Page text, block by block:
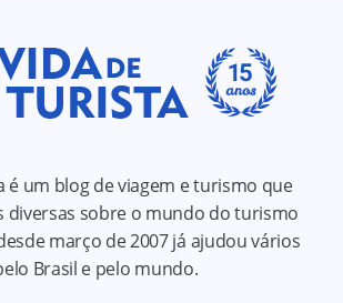
é um blog de viagem e turismo que
diversas sobre o mundo do turismo
março de 2007 já ajudou vários
Brasil e pelo mundo.